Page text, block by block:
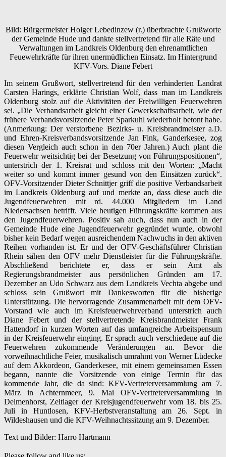
Bild: Bürgermeister Holger Lebedinzew (r.) überbrachte Grußworte
der Gemeinde Hude und dankte stellvertretend für alle Räte und
Verwaltungen im Landkreis Oldenburg den ehrenamtlichen
Feuewehrkräfte für ihren unermüdlichen Einsatz. Im Hintergrund
KFV-Vors. Diane Febert
Im seinem Grußwort, stellvertretend für den verhinderten Landrat
Carsten Harings, erklärte Christian Wolf, dass man im Landkreis
Oldenburg stolz auf die Aktivitäten der Freiwilligen Feuerwehren
sei. „Die Verbandsarbeit gleicht einer Gewerkschaftsarbeit, wie der
frühere Verbandsvorsitzende Peter Sparkuhl wiederholt betont habe.
(Anmerkung: Der verstorbene Bezirks- u. Kreisbrandmeister a.D.
und Ehren-Kreisverbandsvorsitzende Jan Fink, Ganderkesee, zog
diesen Vergleich auch schon in den 70er Jahren.) Auch plant die
Feuerwehr weitsichtig bei der Besetzung von Führungspositionen“,
unterstrich der 1. Kreisrat und schloss mit den Worten: „Macht
weiter so und kommt immer gesund von den Einsätzen zurück“.
OFV-Vorsitzender Dieter Schnittjer griff die positive Verbandsarbeit
im Landkreis Oldenburg auf und merkte an, dass diese auch die
Jugendfeuerwehren mit rd. 44.000 Mitgliedern im Land
Niedersachsen betrifft. Viele heutigen Führungskräfte kommen aus
den Jugendfeuerwehren. Positiv sah auch, dass nun auch in der
Gemeinde Hude eine Jugendfeuerwehr gegründet wurde, obwohl
bisher kein Bedarf wegen ausreichendem Nachwuchs in den aktiven
Reihen vorhanden ist. Er und der OFV-Geschäftsführer Christian
Rhein sähen den OFV mehr Dienstleister für die Führungskräfte.
Abschließend berichtete er, dass er sein Amt als
Regierungsbrandmeister aus persönlichen Gründen am 17.
Dezember an Udo Schwarz aus dem Landkreis Vechta abgebe und
schloss sein Grußwort mit Dankesworten für die bisherige
Unterstützung. Die hervorragende Zusammenarbeit mit dem OFV-
Vorstand wie auch im Kreisfeuerwehrverband unterstrich auch
Diane Febert und der stellvertretende Kreisbrandmeister Frank
Hattendorf in kurzen Worten auf das umfangreiche Arbeitspensum
in der Kreisfeuerwehr einging. Er sprach auch verschiedene auf die
Feuerwehren zukommende Veränderungen an. Bevor die
vorweihnachtliche Feier, musikalisch umrahmt von Werner Lüdecke
auf dem Akkordeon, Ganderkesee, mit einem gemeinsamen Essen
begann, nannte die Vorsitzende von einige Termin für das
kommende Jahr, die da sind: KFV-Vertreterversammlung am 7.
März in Achternmeer, 9. Mai OFV-Vertreterversammlung in
Delmenhorst, Zeltlager der Kreisjugendfeuerwehr vom 18. bis 25.
Juli in Huntlosen, KFV-Herbstveranstaltung am 26. Sept. in
Wildeshausen und die KFV-Weihnachtssitzung am 9. Dezember.
Text und Bilder: Harro Hartmann